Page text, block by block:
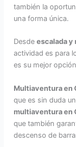
también la
una forma única.
Desde escalada y
actividad es para
es su mejor
Multiaventura en
que es sin duda
multiaventura en
que también
descenso de